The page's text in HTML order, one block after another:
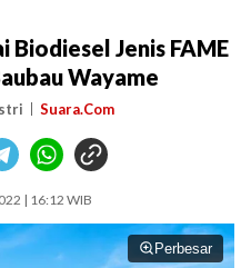
Biodiesel Jenis FAME
Wayame
Suara.Com
| 16:12 WIB
Perbesar